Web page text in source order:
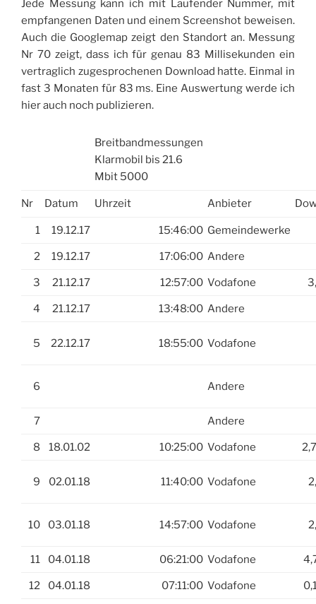
Jede Messung kann ich mit Laufender Nummer, mit
empfangenen Daten und einem Screenshot beweisen.
Auch die Googlemap zeigt den Standort an. Messung
Nr 70 zeigt, dass ich für genau 83 Millisekunden ein
vertraglich zugesprochenen Download hatte. Einmal in
fast 3 Monaten für 83 ms. Eine Auswertung werde ich
hier auch noch publizieren.
Breitbandmessungen
Klarmobil bis 21.6
Mbit 5000
Nr Datum Uhrzeit Anbieter
1 19.12.17 15:46:00 Gemeindewerke
2 19.12.17 17:06:00 Andere
3 21.12.17 12:57:00 Vodafone
4 21.12.17 13:48:00 Andere
5 22.12.17 18:55:00 Vodafone
6 Andere
7 Andere
8 18.01.02 10:25:00 Vodafone
9 02.01.18 11:40:00 Vodafone
10 03.01.18 14:57:00 Vodafone
11 04.01.18 06:21:00 Vodafone
12 04.01.18 07:11:00 Vodafone